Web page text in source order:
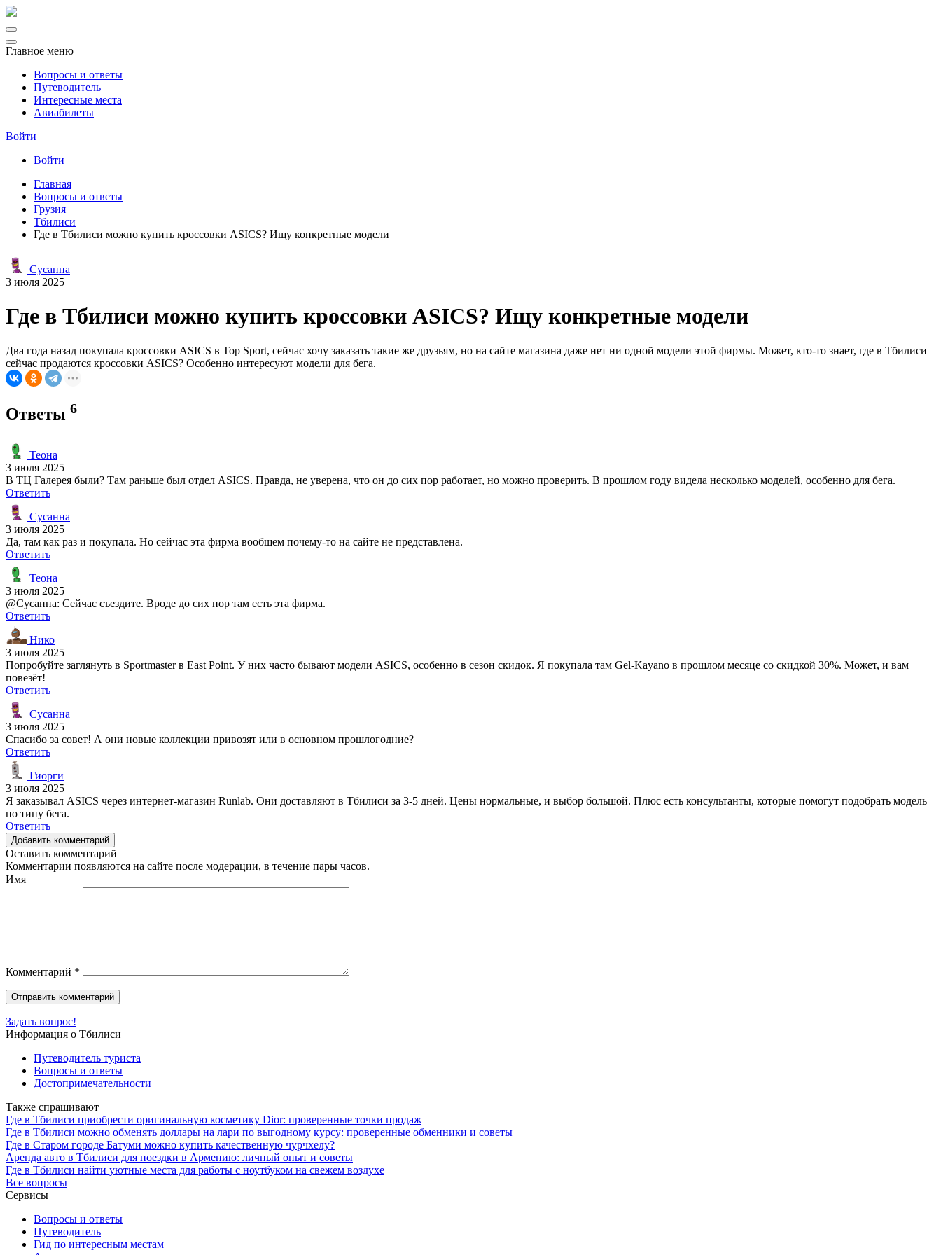
Главное меню
Вопросы и ответы
Путеводитель
Интересные места
Авиабилеты
Войти
Войти
Главная
Вопросы и ответы
Грузия
Тбилиси
Где в Тбилиси можно купить кроссовки ASICS? Ищу конкретные модели
Сусанна
3 июля 2025
Где в Тбилиси можно купить кроссовки ASICS? Ищу конкретные модели
Два года назад покупала кроссовки ASICS в Top Sport, сейчас хочу заказать такие же друзьям, но на сайте магазина даже нет ни одной модели этой фирмы. Может, кто-то знает, где в Тбилиси
сейчас продаются кроссовки ASICS? Особенно интересуют модели для бега.
Ответы 6
Теона
3 июля 2025
В ТЦ Галерея были? Там раньше был отдел ASICS. Правда, не уверена, что он до сих пор работает, но можно проверить. В прошлом году видела несколько моделей, особенно для бега.
Ответить
Сусанна
3 июля 2025
Да, там как раз и покупала. Но сейчас эта фирма вообщем почему-то на сайте не представлена.
Ответить
Теона
3 июля 2025
@Сусанна: Сейчас съездите. Вроде до сих пор там есть эта фирма.
Ответить
Нико
3 июля 2025
Попробуйте заглянуть в Sportmaster в East Point. У них часто бывают модели ASICS, особенно в сезон скидок. Я покупала там Gel-Kayano в прошлом месяце со скидкой 30%. Может, и вам
повезёт!
Ответить
Сусанна
3 июля 2025
Спасибо за совет! А они новые коллекции привозят или в основном прошлогодние?
Ответить
Гиорги
3 июля 2025
Я заказывал ASICS через интернет-магазин Runlab. Они доставляют в Тбилиси за 3-5 дней. Цены нормальные, и выбор большой. Плюс есть консультанты, которые помогут подобрать модель
по типу бега.
Ответить
Добавить комментарий
Оставить комментарий
Комментарии появляются на сайте после модерации, в течение пары часов.
Имя
Комментарий *
Задать вопрос!
Информация о Тбилиси
Путеводитель туриста
Вопросы и ответы
Достопримечательности
Также спрашивают
Где в Тбилиси приобрести оригинальную косметику Dior: проверенные точки продаж
Где в Тбилиси можно обменять доллары на лари по выгодному курсу: проверенные обменники и советы
Где в Старом городе Батуми можно купить качественную чурчхелу?
Аренда авто в Тбилиси для поездки в Армению: личный опыт и советы
Где в Тбилиси найти уютные места для работы с ноутбуком на свежем воздухе
Все вопросы
Сервисы
Вопросы и ответы
Путеводитель
Гид по интересным местам